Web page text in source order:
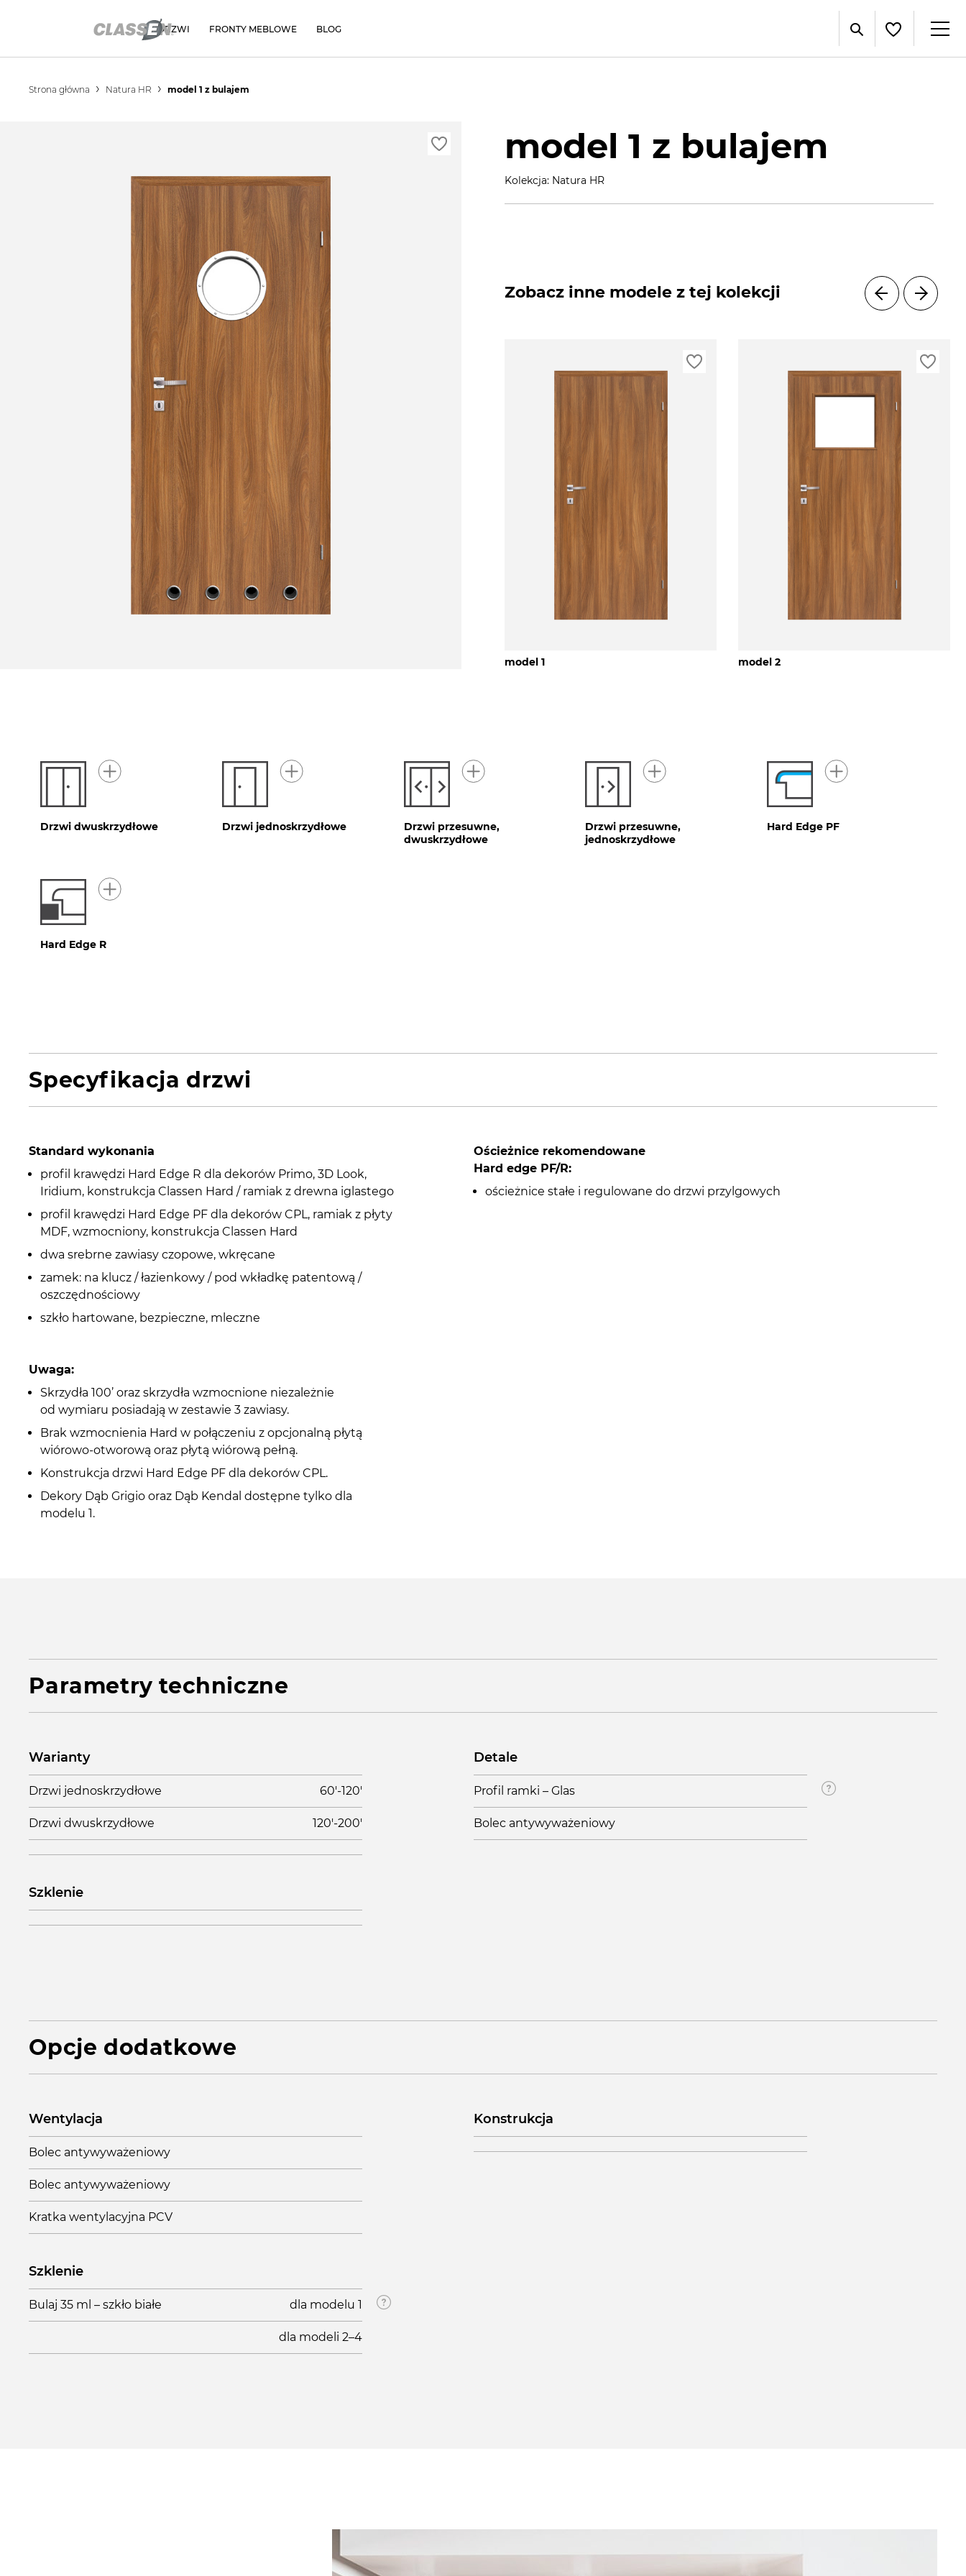
DRZWI FRONTY MEBLOWE BLOG
Strona główna Natura HR model 1 z bulajem
model 1 z bulajem
Kolekcja: Natura HR
Zobacz inne modele z tej kolekcji
model 1 model 2
Drzwi dwuskrzydłowe Drzwi jednoskrzydłowe
Drzwi przesuwne,
dwuskrzydłowe
Drzwi przesuwne,
jednoskrzydłowe
Hard Edge PF
Hard Edge R
Specyfikacja drzwi
Standard wykonania
profil krawędzi Hard Edge R dla dekorów Primo, 3D Look,
Iridium, konstrukcja Classen Hard / ramiak z drewna iglastego
profil krawędzi Hard Edge PF dla dekorów CPL, ramiak z płyty
MDF, wzmocniony, konstrukcja Classen Hard
dwa srebrne zawiasy czopowe, wkręcane
zamek: na klucz / łazienkowy / pod wkładkę patentową /
oszczędnościowy
szkło hartowane, bezpieczne, mleczne
Ościeżnice rekomendowane
Hard edge PF/R:
ościeżnice stałe i regulowane do drzwi przylgowych
Uwaga:
Skrzydła 100’ oraz skrzydła wzmocnione niezależnie
od wymiaru posiadają w zestawie 3 zawiasy.
Brak wzmocnienia Hard w połączeniu z opcjonalną płytą
wiórowo-otworową oraz płytą wiórową pełną.
Konstrukcja drzwi Hard Edge PF dla dekorów CPL.
Dekory Dąb Grigio oraz Dąb Kendal dostępne tylko dla
modelu 1.
Parametry techniczne
Warianty
Drzwi jednoskrzydłowe 60'-120'
Drzwi dwuskrzydłowe 120'-200'
Detale
Profil ramki – Glas
Bolec antywyważeniowy
Szklenie
Opcje dodatkowe
Wentylacja
Bolec antywyważeniowy
Bolec antywyważeniowy
Kratka wentylacyjna PCV
Konstrukcja
Szklenie
Bulaj 35 ml – szkło białe dla modelu 1
dla modeli 2–4